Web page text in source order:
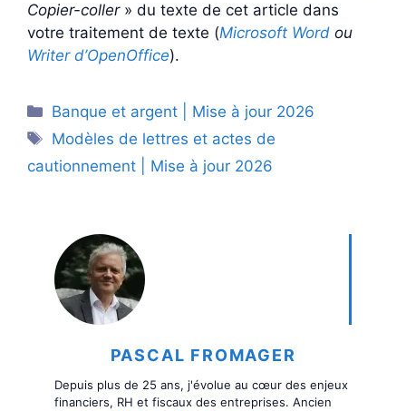
Copier-coller» du texte de cet article dans
votre traitement de texte (Microsoft Word ou
Writer d’OpenOffice).
Catégories
Banque et argent | Mise à jour 2026
Étiquettes
Modèles de lettres et actes de
cautionnement | Mise à jour 2026
PASCAL FROMAGER
Depuis plus de 25 ans, j'évolue au cœur des enjeux
financiers, RH et fiscaux des entreprises. Ancien